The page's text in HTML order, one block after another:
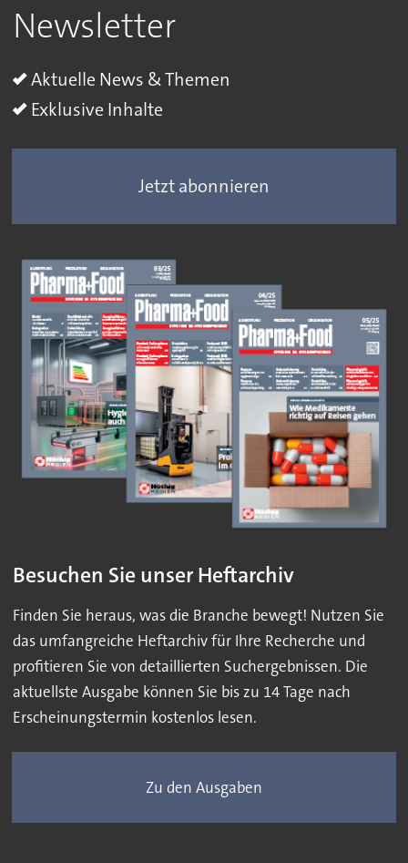
Newsletter
Aktuelle News & Themen
Exklusive Inhalte
Jetzt abonnieren
Besuchen Sie unser Heftarchiv
Finden Sie heraus, was die Branche bewegt! Nutzen Sie
das umfangreiche Heftarchiv für Ihre Recherche und
profitieren Sie von detaillierten Suchergebnissen. Die
aktuellste Ausgabe können Sie bis zu 14 Tage nach
Erscheinungstermin kostenlos lesen.
Zu den Ausgaben